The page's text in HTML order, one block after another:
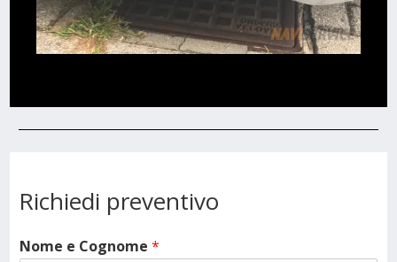
Richiedi preventivo
Nome e Cognome*